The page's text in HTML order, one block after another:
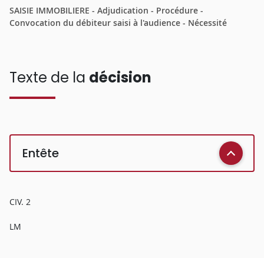
SAISIE IMMOBILIERE - Adjudication - Procédure -
Convocation du débiteur saisi à l'audience - Nécessité
Texte de la décision
Entête
CIV. 2
LM